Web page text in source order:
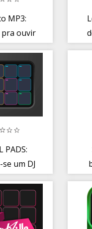
MP3:
pra ouvir
PADS:
um DJ